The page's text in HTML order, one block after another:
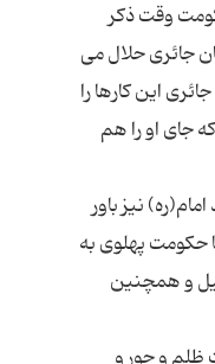
وقت ذکر
جائری حلال می
این کارها را
جای او را هم
نیز باور
حکومت پهلوی به
و همچنین